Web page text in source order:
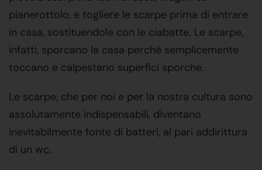
pianerottolo, e togliere le scarpe prima di entrare
in casa, sostituendole con le ciabatte. Le scarpe,
infatti, sporcano la casa perché semplicemente
toccano e calpestano superfici sporche.
Le scarpe, che per noi e per la nostra cultura sono
assolutamente indispensabili, diventano
inevitabilmente fonte di batteri, al pari addirittura
di un wc.